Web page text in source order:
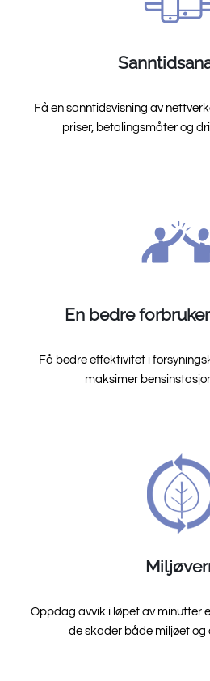
Få en sanntidsvisning av
priser, betalingsmåter og
En bedre
Få bedre effektivitet i
maksimer
Oppdag avvik i løpet av minutter
de skader både miljøet og